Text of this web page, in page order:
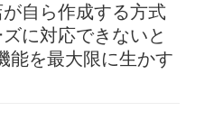
自ら作成する方式
に対応できないと
能を最大限に生かす